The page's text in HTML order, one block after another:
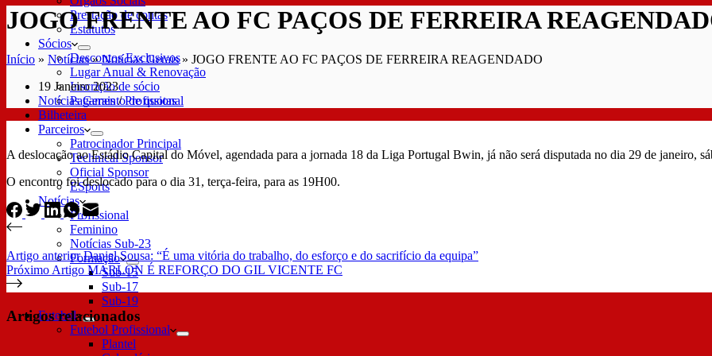
Prestação de contas
Estatutos
Sócios
Descontos Exclusivos
Lugar Anual & Renovação
Inscrição de sócio
Pagamento de quotas
Bilheteira
Parceiros
Patrocinador Principal
Technical Sponsor
Oficial Sponsor
ESports
Notícias
Profissional
Feminino
Notícias Sub-23
Formação
Sub-15
Sub-17
Sub-19
Futebol
Futebol Profissional
Plantel
JOGO FRENTE AO FC PAÇOS DE FERREIRA
Início » Notícias»Notícias Gerais» JOGO FRENTE AO FC PAÇOS DE FERREIRA REAGENDADO
19 Janeiro 2023
Notícias Gerais/Profissional
A deslocação ao Estádio Capital do Móvel, agendada para a jornada 18 da Liga Portugal Bwin, já não será disputada no dia 29 de janeiro,
O encontro foi deslocado para o dia 31, terça-feira, para as 19H00.
Artigo anteriorDaniel Sousa: “É uma vitória do trabalho, do esforço e do sacrifício da equipa”
Próximo Artigo MARLON É REFORÇO DO GIL VICENTE FC
Artigos relacionados